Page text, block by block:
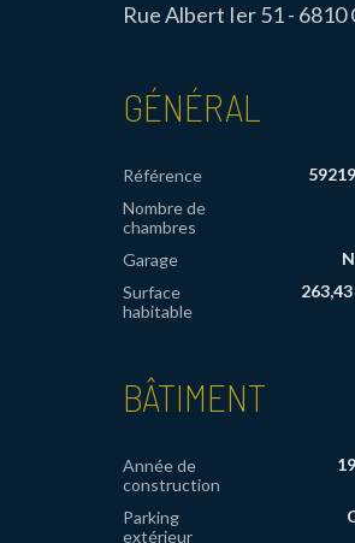
Rue Albert Ier 51 - 6810
GÉNÉRAL
Référence
Nombre de
chambres
Garage
Surface
habitable
263,43
BÂTIMENT
Année de
construction
Parking
extérieur